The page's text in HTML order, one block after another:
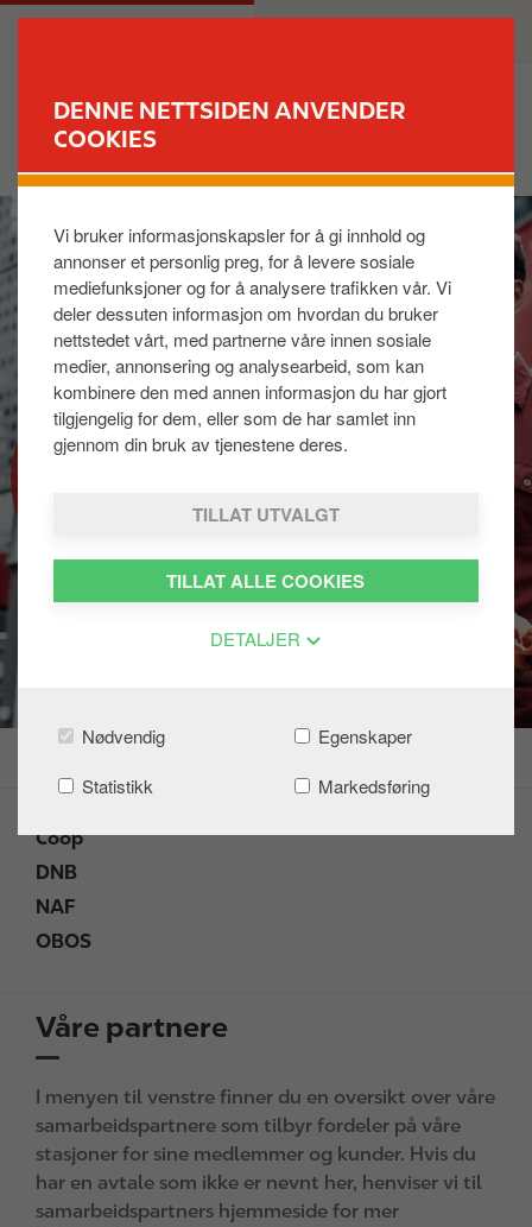
DENNE NETTSIDEN ANVENDER
COOKIES
Vi bruker informasjonskapsler for å gi innhold og
annonser et personlig preg, for å levere sosiale
mediefunksjoner og for å analysere trafikken vår. Vi
deler dessuten informasjon om hvordan du bruker
nettstedet vårt, med partnerne våre innen sosiale
medier, annonsering og analysearbeid, som kan
kombinere den med annen informasjon du har gjort
tilgjengelig for dem, eller som de har samlet inn
gjennom din bruk av tjenestene deres.
TILLAT UTVALGT
TILLAT ALLE COOKIES
DETALJER
Nødvendig
Egenskaper
Statistikk
Markedsføring
o
v
e
d
i
n
h
o
l
M
v
m
a
g
e
PARTNERE
Coop
DNB
NAF
OBOS
Våre partnere
I menyen til venstre finner du en oversikt over våre
samarbeidspartnere som tilbyr fordeler på våre
stasjoner for sine medlemmer og kunder. Hvis du
har en avtale som ikke er nevnt her, henviser vi til
samarbeidspartners hjemmeside for mer